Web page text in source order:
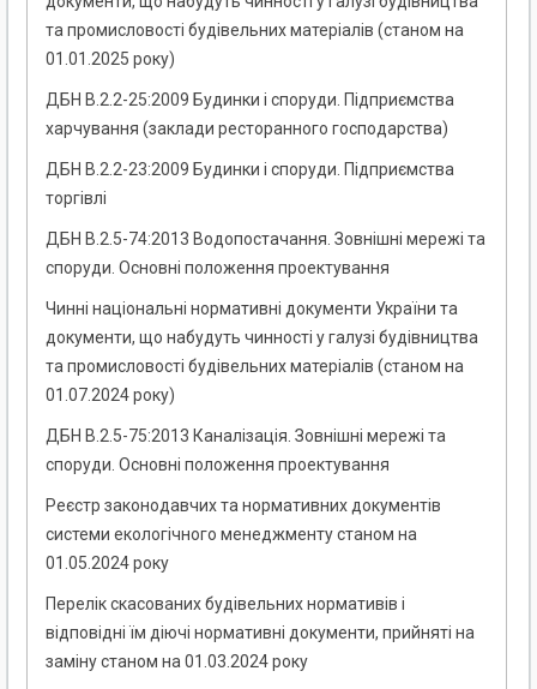
та промисловості будівельних матеріалів (станом на
01.01.2025 року)
ДБН В.2.2-25:2009 Будинки і споруди. Підприємства
харчування (заклади ресторанного господарства)
ДБН В.2.2-23:2009 Будинки і споруди. Підприємства
торгівлі
ДБН В.2.5-74:2013 Водопостачання. Зовнішні мережі та
споруди. Основні положення проектування
Чинні національні нормативні документи України та
документи, що набудуть чинності у галузі будівництва
та промисловості будівельних матеріалів (станом на
01.07.2024 року)
ДБН В.2.5-75:2013 Каналізація. Зовнішні мережі та
споруди. Основні положення проектування
Реєстр законодавчих та нормативних документів
системи екологічного менеджменту станом на
01.05.2024 року
Перелік скасованих будівельних нормативів і
відповідні їм діючі нормативні документи, прийняті на
заміну станом на 01.03.2024 року